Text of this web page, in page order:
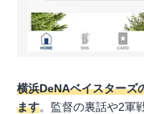
横浜DeNAベイスターズ
ます。監督の裏話や2軍